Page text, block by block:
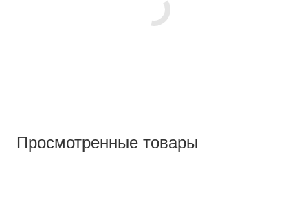
Просмотренные товары